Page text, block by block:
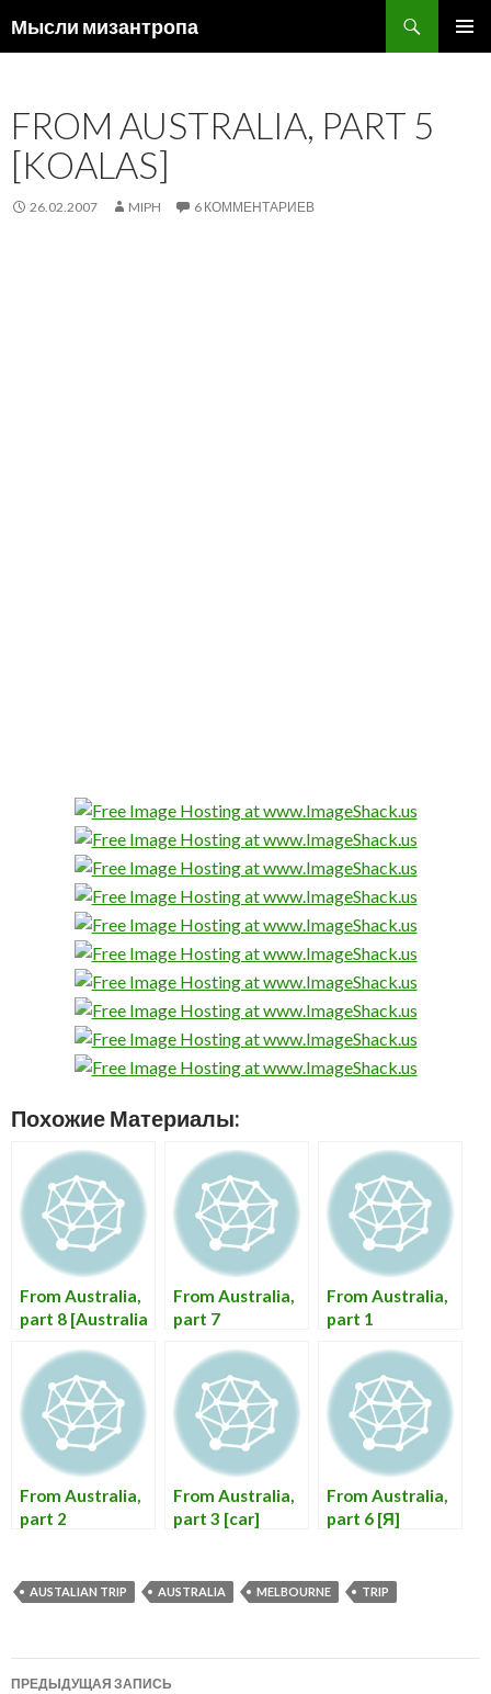
Мысли мизантропа
FROM AUSTRALIA, PART 5
[KOALAS]
26.02.2007 MIPH 6 КОММЕНТАРИЕВ
Похожие Материалы:
From Australia,
part 8 [Australia
From Australia,
part 7
From Australia,
part 1
From Australia,
part 2
From Australia,
part 3 [car]
From Australia,
part 6 [Я]
AUSTALIAN TRIP AUSTRALIA MELBOURNE TRIP
Навигация
ПРЕДЫДУЩАЯ ЗАПИСЬ